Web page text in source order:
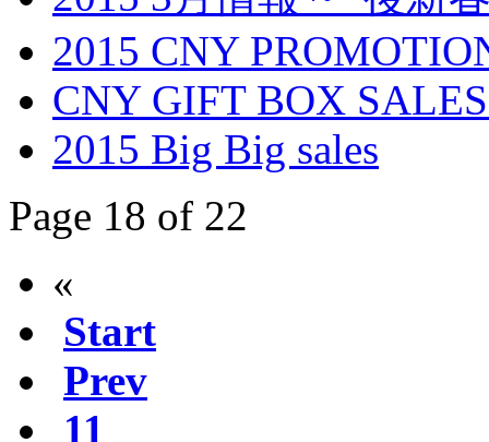
2015 CNY
CNY GIFT BOX
2015 Big Big sales
Page 18 of 22
«
Start
Prev
11